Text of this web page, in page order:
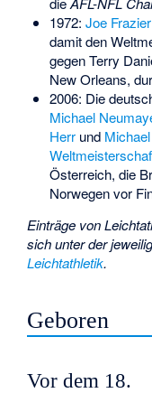
1972: Joe Frazier
damit den
gegen Terry
New Orleans,
2006: Die
Michael
Herrund
Österreich, die
Norwegen vor
Einträge von
sich unter der
Leichtathletik.
Geboren
Vor dem 18.